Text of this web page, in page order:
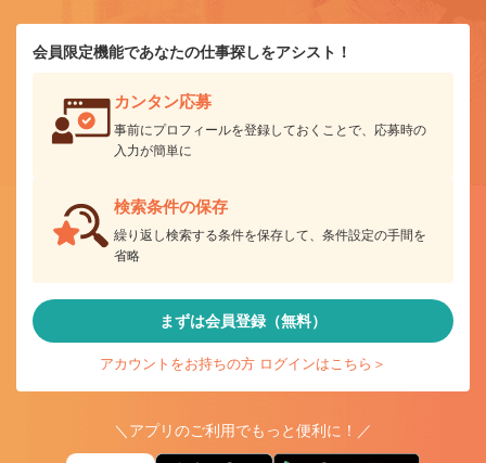
会員限定機能であなたの仕事探しをアシスト！
カンタン応募
事前にプロフィールを登録しておくことで、応募時の
入力が簡単に
検索条件の保存
繰り返し検索する条件を保存して、条件設定の手間を
省略
まずは会員登録（無料）
アカウントをお持ちの方 ログインはこちら＞
＼アプリのご利用でもっと便利に！／